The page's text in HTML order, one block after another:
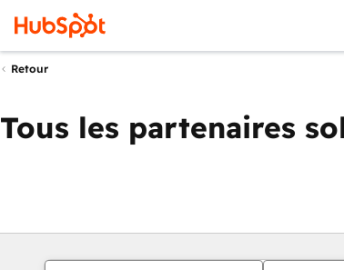
Retour
Tous les partenaires